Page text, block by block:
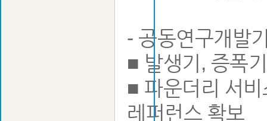
- 공동연구개발
■ 발생기, 증폭
■ 파운더리 서
레퍼런스 확보